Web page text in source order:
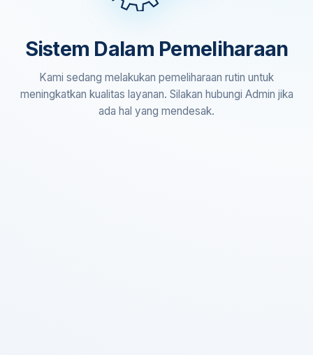
Sistem Dalam Pemeliharaan
Kami sedang melakukan pemeliharaan rutin untuk
meningkatkan kualitas layanan. Silakan hubungi Admin jika
ada hal yang mendesak.